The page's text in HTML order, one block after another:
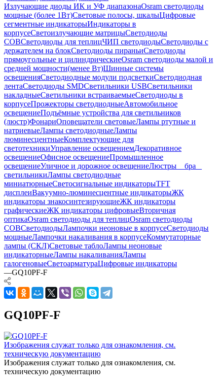
Излучающие диоды ИК и УФ диапазонаOsram светодиоды
мощные (более 1Вт)Световые полосы, шкалыЦифровые
сегментные индикаторыИндикаторы в
корпусеСветоизлучающие матрицыСветодиоды
COBСветодиоды для теплицЧИП светодиодыСветодиоды с
держателем на блокСветодиоды пираньиСветодиоды
прямоугольные и цилиндрическиеOsram светодиоды малой и
средней мощности(менее Вт)Шинные системы
освещенияСветодиодные модули подсветкиСветодиодная
лентаСветодиоды SMDСветильники USBСветильники
накладныеСветильники встраиваемыеСветодиоды в
корпусеПрожекторы светодиодныеАвтомобильное
освещениеПодъёмные устройства для светильников
(люстр)ФонариОповещатели световыеЛампы ртутные и
натриевыеЛампы светодиодныеЛампы
люминесцентныеКомплектующие для
светотехникиУправление освещениемДекоративное
освещениеОфисное освещениеПромышленное
освещениеУличное и дорожное освещениеЛюстры _ бра _
светильникиЛампы светодиодные
миниатюрныеСветосигнальные индикаторыTFT
дисплеиВакуумно-люминесцентные индикаторыЖК
индикаторы знакосинтезирующиеЖК индикаторы
графическиеЖК индикаторы цифровыеВторичная
оптикаOsram светодиоды для теплицOsram светодиоды
COBСветодиодыЛампочки неоновые в корпусеСветодиоды
мощныеЛампочки накаливания в корпусеКоммутаторные
лампы (СКЛ)Световые таблоЛампы неоновые
индикаторныеЛампы накаливанияЛампы
галогеновыеСветоарматураЦифровые индикаторы
—GQ10PF-F
GQ10PF-F
Изображения служат только для ознакомления, см.
техническую документацию
Изображения служат только для ознакомления, см.
техническую документацию